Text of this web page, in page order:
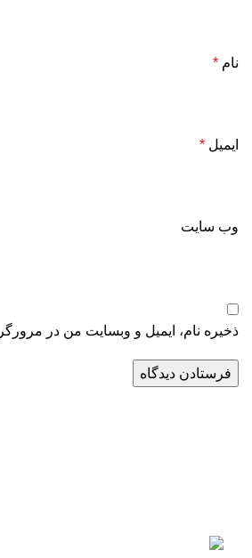
نام *
ایمیل *
وب‌ سایت
ذخیره نام، ایمیل و وبسایت من در